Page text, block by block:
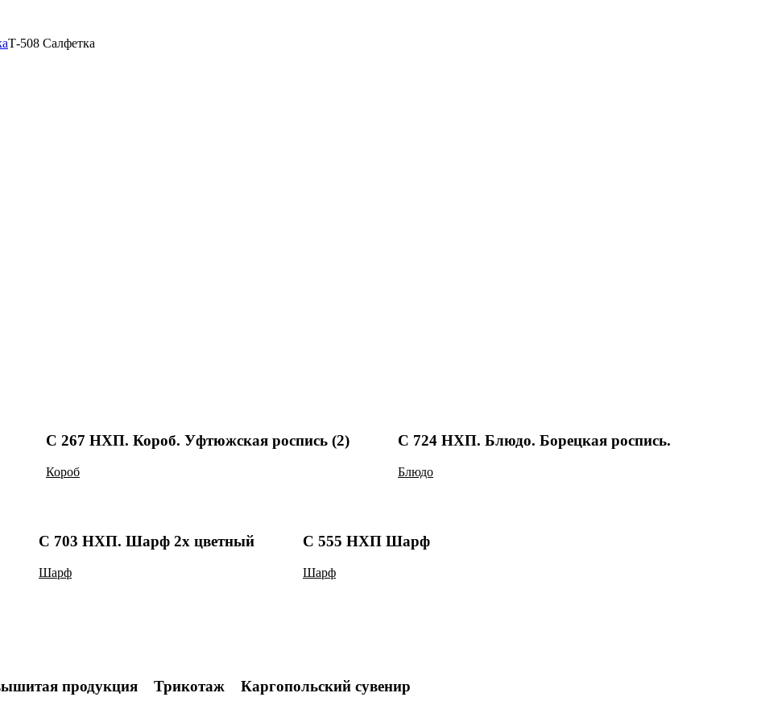
Т-508 Салфетка
С 267 НХП. Короб. Уфтюжская роспись (2)
Короб
С 724 НХП. Блюдо. Борецкая роспись.
Блюдо
С 703 НХП. Шарф 2х цветный
Шарф
С 555 НХП Шарф
Шарф
продукция
Трикотаж Каргопольский сувенир